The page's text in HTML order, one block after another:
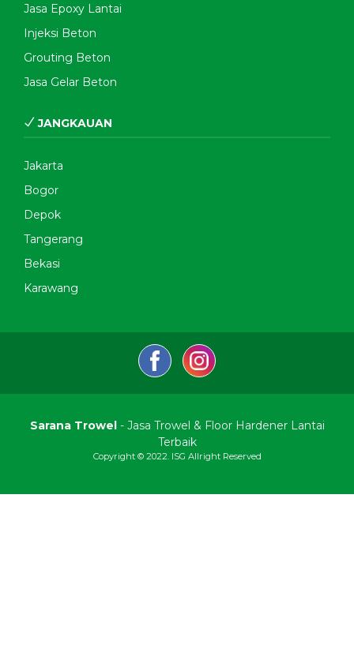
Jasa Epoxy Lantai
Injeksi Beton
Grouting Beton
Jasa Gelar Beton
JANGKAUAN
Jakarta
Bogor
Depok
Tangerang
Bekasi
Karawang
Sarana Trowel- Jasa Trowel & Floor Hardener Lantai
Terbaik
Copyright © 2022. ISG Allright Reserved